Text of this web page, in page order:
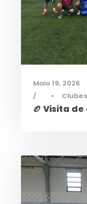
Maio 19, 2026
•
🏉 Visita